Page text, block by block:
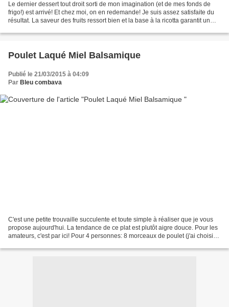
Le dernier dessert tout droit sorti de mon imagination (et de mes fonds de
frigo!) est arrivé! Et chez moi, on en redemande! Je suis assez satisfaite du
résultat. La saveur des fruits ressort bien et la base à la ricotta garantit un
Poulet Laqué Miel Balsamique
Publié le 21/03/2015 à 04:09
Par Bleu combava
C'est une petite trouvaille succulente et toute simple à réaliser que je vous
propose aujourd'hui. La tendance de ce plat est plutôt aigre douce. Pour les
amateurs, c'est par ici! Pour 4 personnes: 8 morceaux de poulet (j'ai choisi